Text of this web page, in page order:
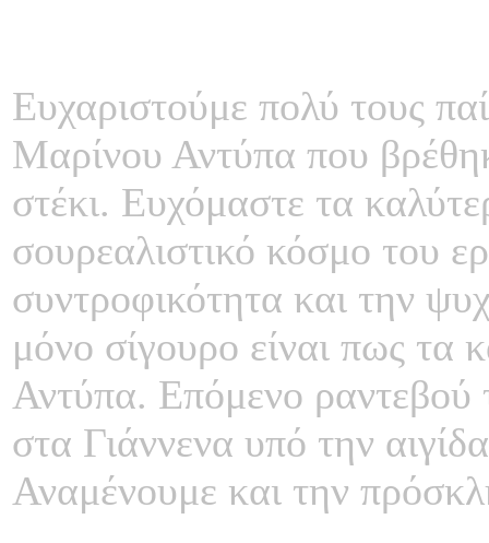
Ευχαριστούμε πολύ τους
Μαρίνου Αντύπα που
στέκι. Ευχόμαστε τα
σουρεαλιστικό κόσμο του
συντροφικότητα και την
μόνο σίγουρο είναι πως τα
Αντύπα. Επόμενο
στα Γιάννενα υπό την
Αναμένουμε και την